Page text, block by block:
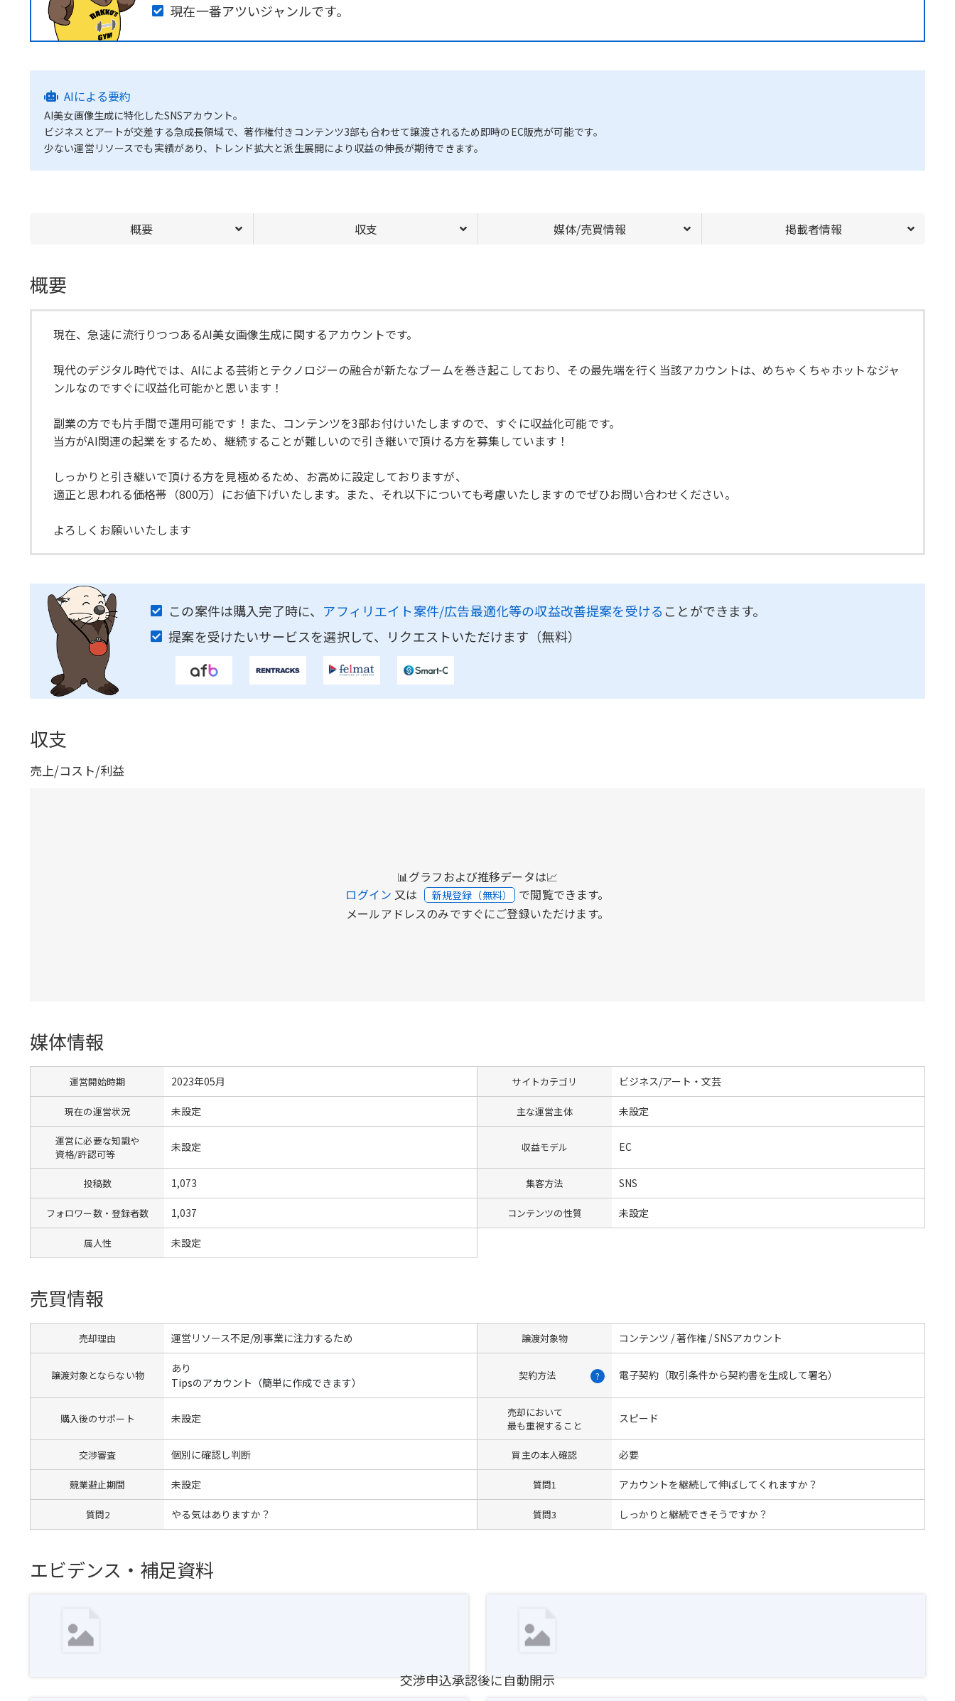
現在一番アツいジャンルです。
AIによる要約
AI美女画像生成に特化したSNSアカウント。
ビジネスとアートが交差する急成長領域で、著作権付きコンテンツ3部も合わせて譲渡されるため即時のEC販売が可能です。
少ない運営リソースでも実績があり、トレンド拡大と派生展開により収益の伸長が期待できます。
概要 収支 媒体/売買情報 掲載者情報
概要
現在、急速に流行りつつあるAI美女画像生成に関するアカウントです。
現代のデジタル時代では、AIによる芸術とテクノロジーの融合が新たなブームを巻き起こしており、その最先端を行く当該アカウントは、めちゃくちゃホットなジャ
ンルなのですぐに収益化可能かと思います！
副業の方でも片手間で運用可能です！また、コンテンツを3部お付けいたしますので、すぐに収益化可能です。
当方がAI関連の起業をするため、継続することが難しいので引き継いで頂ける方を募集しています！
しっかりと引き継いで頂ける方を見極めるため、お高めに設定しておりますが、
適正と思われる価格帯（800万）にお値下げいたします。また、それ以下についても考慮いたしますのでぜひお問い合わせください。
よろしくお願いいたします
この案件は購入完了時に、 アフィリエイト案件/広告最適化等の収益改善提案を受ける ことができます。
提案を受けたいサービスを選択して、リクエストいただけます（無料）
収支
売上/コスト/利益
📊グラフおよび推移データは📈
ログイン 又は 新規登録（無料） で閲覧できます。
メールアドレスのみですぐにご登録いただけます。
媒体情報
運営開始時期 2023年05月 サイトカテゴリ ビジネス/アート・文芸
現在の運営状況 未設定 主な運営主体 未設定
運営に必要な知識や
資格/許認可等
未設定 収益モデル EC
投稿数 1,073 集客方法 SNS
フォロワー数・登録者数 1,037 コンテンツの性質 未設定
属人性 未設定
売買情報
売却理由 運営リソース不足/別事業に注力するため 譲渡対象物 コンテンツ / 著作権 / SNSアカウント
譲渡対象とならない物
あり
Tipsのアカウント（簡単に作成できます）
契約方法 ? 電子契約（取引条件から契約書を生成して署名）
購入後のサポート 未設定
売却において
最も重視すること
スピード
交渉審査 個別に確認し判断 買主の本人確認 必要
競業避止期間 未設定 質問1 アカウントを継続して伸ばしてくれますか？
質問2 やる気はありますか？ 質問3 しっかりと継続できそうですか？
エビデンス・補足資料
交渉申込承認後に自動開示